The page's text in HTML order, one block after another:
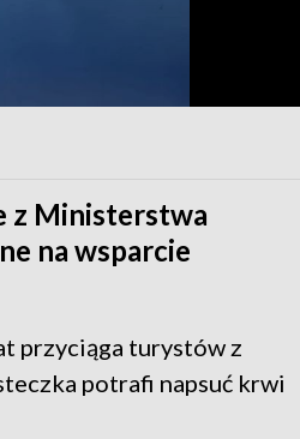
z Ministerstwa
na wsparcie
przyciąga turystów z
potrafi napsuć krwi